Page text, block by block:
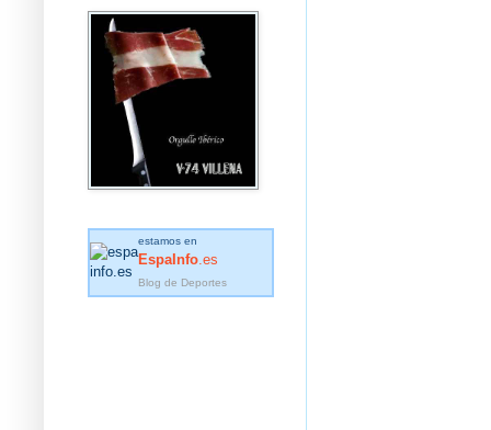
estamos en
EspaInfo .es
Blog de Deportes